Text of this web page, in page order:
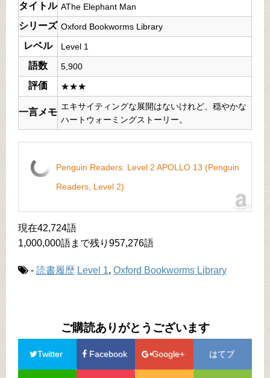
タイトル AThe Elephant Man
シリーズ Oxford Bookworms Library
レベル Level 1
語数 5,900
評価 ★★★
一言メモ
エキサイティングな展開はないけれど、穏やかな
ハートウォーミングストーリー。
Penguin Readers: Level 2 APOLLO 13 (Penguin
Readers, Level 2)
現在42,724語
1,000,000語まで残り957,276語
- 読書履歴 Level 1, Oxford Bookworms Library
ご購読ありがとうございます
Twitter Facebook Google+ はてブ